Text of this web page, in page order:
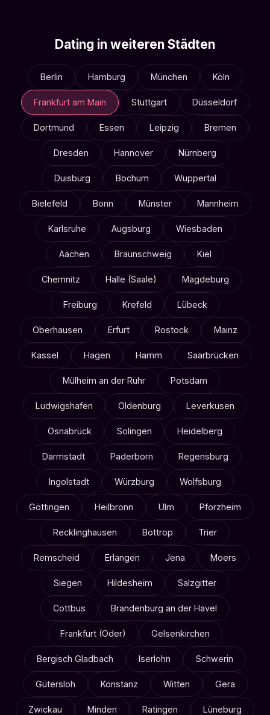
Dating in weiteren Städten
Berlin Hamburg München Köln
Frankfurt am Main Stuttgart Düsseldorf
Dortmund Essen Leipzig Bremen
Dresden Hannover Nürnberg
Duisburg Bochum Wuppertal
Bielefeld Bonn Münster Mannheim
Karlsruhe Augsburg Wiesbaden
Aachen Braunschweig Kiel
Chemnitz Halle (Saale) Magdeburg
Freiburg Krefeld Lübeck
Oberhausen Erfurt Rostock Mainz
Kassel Hagen Hamm Saarbrücken
Mülheim an der Ruhr Potsdam
Ludwigshafen Oldenburg Leverkusen
Osnabrück Solingen Heidelberg
Darmstadt Paderborn Regensburg
Ingolstadt Würzburg Wolfsburg
Göttingen Heilbronn Ulm Pforzheim
Recklinghausen Bottrop Trier
Remscheid Erlangen Jena Moers
Siegen Hildesheim Salzgitter
Cottbus Brandenburg an der Havel
Frankfurt (Oder) Gelsenkirchen
Bergisch Gladbach Iserlohn Schwerin
Gütersloh Konstanz Witten Gera
Zwickau Minden Ratingen Lüneburg